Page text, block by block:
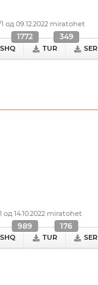
09.12.2022 miratohet
SHQ TUR
1772
SER
349
14.10.2022 miratohet
SHQ TUR
989
SER
176